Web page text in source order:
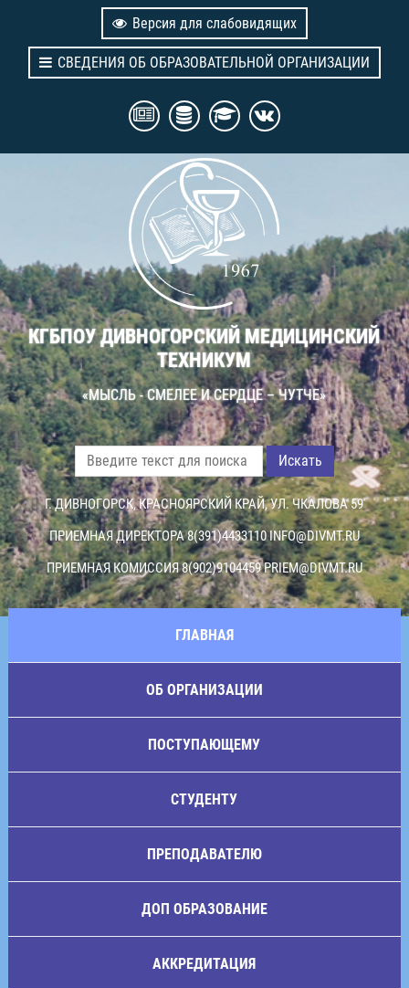
Версия для слабовидящих
СВЕДЕНИЯ ОБ ОБРАЗОВАТЕЛЬНОЙ ОРГАНИЗАЦИИ
КГБПОУ ДИВНОГОРСКИЙ МЕДИЦИНСКИЙ
ТЕХНИКУМ
«МЫСЛЬ - СМЕЛЕЕ И СЕРДЦЕ – ЧУТЧЕ»
Искать
Г. ДИВНОГОРСК, КРАСНОЯРСКИЙ КРАЙ, УЛ. ЧКАЛОВА 59
ПРИЕМНАЯ ДИРЕКТОРА 8(391)4433110INFO@DIVMT.RU
ПРИЕМНАЯ КОМИССИЯ 8(902)9104459PRIEM@DIVMT.RU
ГЛАВНАЯ
ОБ ОРГАНИЗАЦИИ
ПОСТУПАЮЩЕМУ
СТУДЕНТУ
ПРЕПОДАВАТЕЛЮ
ДОП ОБРАЗОВАНИЕ
АККРЕДИТАЦИЯ